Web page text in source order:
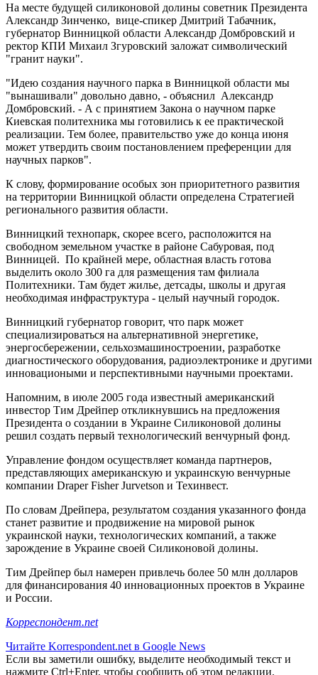
На месте будущей силиконовой долины советник Президента
Александр Зинченко, вице-спикер Дмитрий Табачник,
губернатор Винницкой области Александр Домбровский и
ректор КПИ Михаил Згуровский заложат символический
"гранит науки".
"Идею создания научного парка в Винницкой области мы
"вынашивали" довольно давно, - объяснил Александр
Домбровский. - А с принятием Закона о научном парке
Киевская политехника мы готовились к ее практической
реализации. Тем более, правительство уже до конца июня
может утвердить своим постановлением преференции для
научных парков".
К слову, формирование особых зон приоритетного развития
на территории Винницкой области определена Стратегией
регионального развития области.
Винницкий технопарк, скорее всего, расположится на
свободном земельном участке в районе Сабуровая, под
Винницей. По крайней мере, областная власть готова
выделить около 300 га для размещения там филиала
Политехники. Там будет жилье, детсады, школы и другая
необходимая инфраструктура - целый научный городок.
Винницкий губернатор говорит, что парк может
специализироваться на альтернативной энергетике,
энергосбережении, сельхозмашиностроении, разработке
диагностического оборудования, радиоэлектронике и другими
инновациоными и перспективными научными проектами.
Напомним, в июле 2005 года известный американский
инвестор Тим Дрейпер откликнувшись на предложения
Президента о создании в Украине Силиконовой долины
решил создать первый технологический венчурный фонд.
Управление фондом осуществляет команда партнеров,
представляющих американскую и украинскую венчурные
компании Draper Fisher Jurvetson и Техинвест.
По словам Дрейпера, результатом создания указанного фонда
станет развитие и продвижение на мировой рынок
украинской науки, технологических компаний, а также
зарождение в Украине своей Силиконовой долины.
Тим Дрейпер был намерен привлечь более 50 млн долларов
для финансирования 40 инновационных проектов в Украине
и России.
Корреспондент.net
Читайте Korrespondent.net в Google News
Если вы заметили ошибку, выделите необходимый текст и
нажмите Ctrl+Enter, чтобы сообщить об этом редакции.